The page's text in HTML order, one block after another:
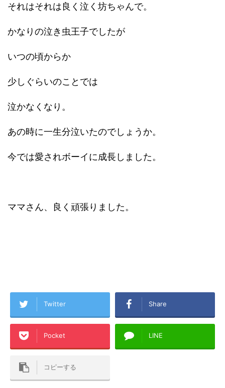
それはそれは良く泣く坊ちゃんで。
かなりの泣き虫王子でしたが
いつの頃からか
少しぐらいのことでは
泣かなくなり。
あの時に一生分泣いたのでしょうか。
今では愛されボーイに成長しました。
ママさん、良く頑張りました。
Twitter Share
Pocket LINE
コピーする